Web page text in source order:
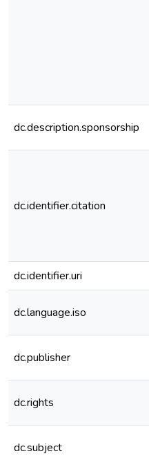
dc.description.sponsorship
dc.identifier.citation
dc.identifier.uri
dc.language.iso
dc.publisher
dc.rights
dc.subject